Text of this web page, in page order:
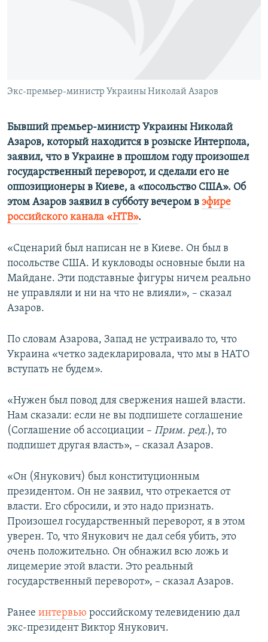
Все сайты RFE/RL
Экс-премьер-министр Украины Николай Азаров
Бывший премьер-министр Украины Николай
Азаров, который находится в розыске Интерпола,
заявил, что в Украине в прошлом году произошел
государственный переворот, и сделали его не
оппозиционеры в Киеве, а «посольство США». Об
этом Азаров заявил в субботу вечером в эфире
российского канала «НТВ».
«Сценарий был написан не в Киеве. Он был в
посольстве США. И кукловоды основные были на
Майдане. Эти подставные фигуры ничем реально
не управляли и ни на что не влияли», – сказал
Азаров.
По словам Азарова, Запад не устраивало то, что
Украина «четко задекларировала, что мы в НАТО
вступать не будем».
«Нужен был повод для свержения нашей власти.
Нам сказали: если не вы подпишете соглашение
(Соглашение об ассоциации – Прим. ред.), то
подпишет другая власть», – сказал Азаров.
«Он (Янукович) был конституционным
президентом. Он не заявил, что отрекается от
власти. Его сбросили, и это надо признать.
Произошел государственный переворот, я в этом
уверен. То, что Янукович не дал себя убить, это
очень положительно. Он обнажил всю ложь и
лицемерие этой власти. Это реальный
государственный переворот», – сказал Азаров.
Ранее интервью российскому телевидению дал
экс-президент Виктор Янукович.